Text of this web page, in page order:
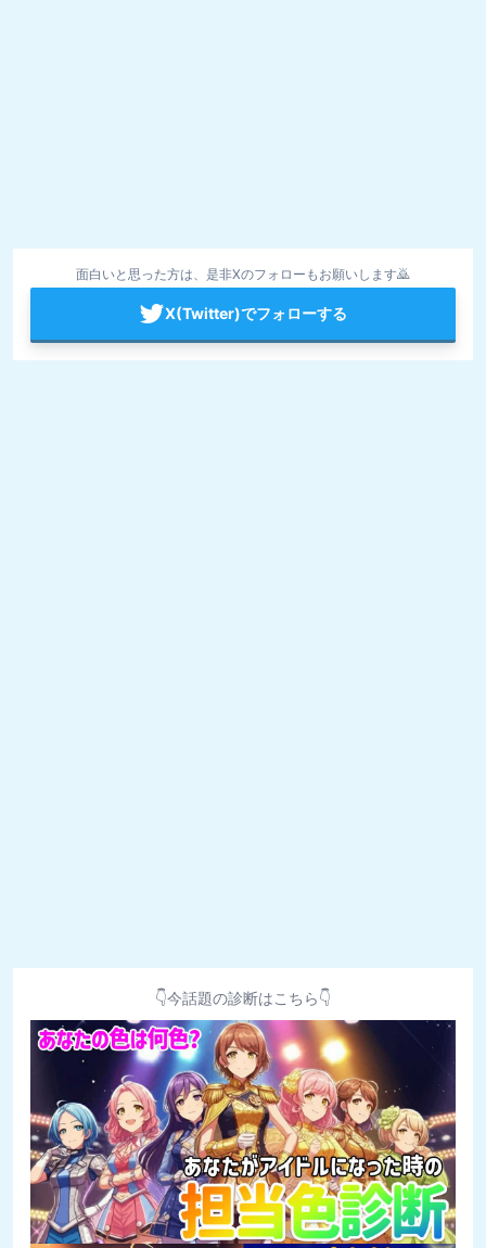
面白いと思った方は、是非Xのフォローもお願いします🙇
X(Twitter)でフォローする
👇今話題の診断はこちら👇